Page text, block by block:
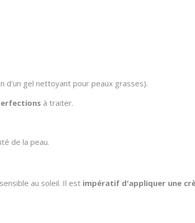
d'un gel nettoyant pour peaux grasses).
à traiter.
de la peau.
au soleil. Il est impératif d'appliquer une